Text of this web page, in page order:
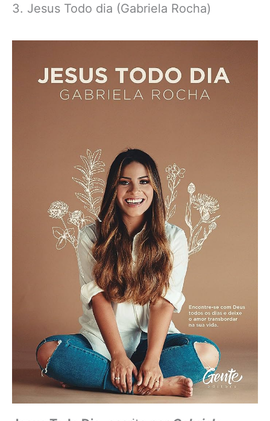
3. Jesus Todo dia (Gabriela Rocha)